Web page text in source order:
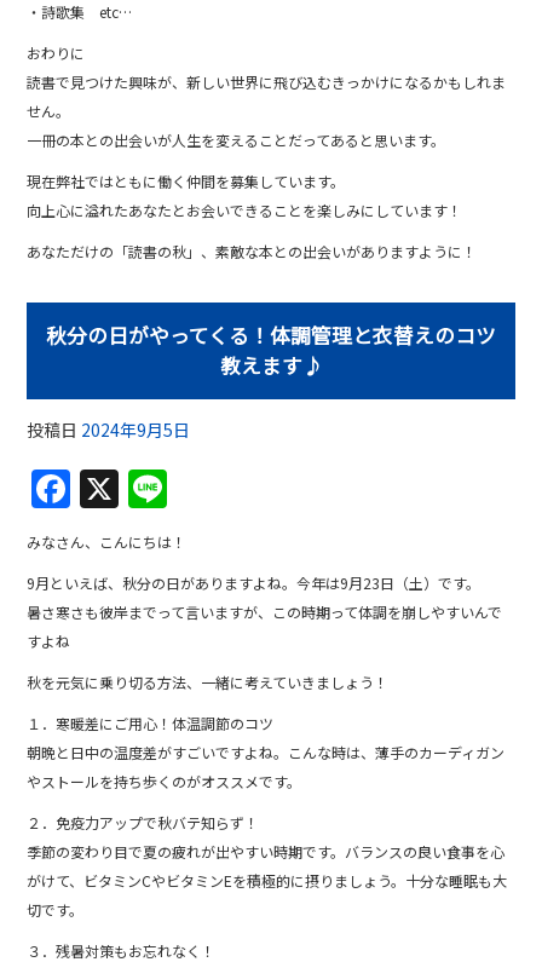
・詩歌集 etc…
おわりに
読書で見つけた興味が、新しい世界に飛び込むきっかけになるかもしれま
せん。
一冊の本との出会いが人生を変えることだってあると思います。
現在弊社ではともに働く仲間を募集しています。
向上心に溢れたあなたとお会いできることを楽しみにしています！
あなただけの「読書の秋」、素敵な本との出会いがありますように！
秋分の日がやってくる！体調管理と衣替えのコツ
教えます♪
投稿日 2024年9月5日
F
a
c
e
o
o
k
X
n
e
みなさん、こんにちは！
9月といえば、秋分の日がありますよね。今年は9月23日（土）です。
暑さ寒さも彼岸までって言いますが、この時期って体調を崩しやすいんで
すよね
秋を元気に乗り切る方法、一緒に考えていきましょう！
１．寒暖差にご用心！体温調節のコツ
朝晩と日中の温度差がすごいですよね。こんな時は、薄手のカーディガン
やストールを持ち歩くのがオススメです。
２．免疫力アップで秋バテ知らず！
季節の変わり目で夏の疲れが出やすい時期です。バランスの良い食事を心
がけて、ビタミンCやビタミンEを積極的に摂りましょう。十分な睡眠も大
切です。
３．残暑対策もお忘れなく！